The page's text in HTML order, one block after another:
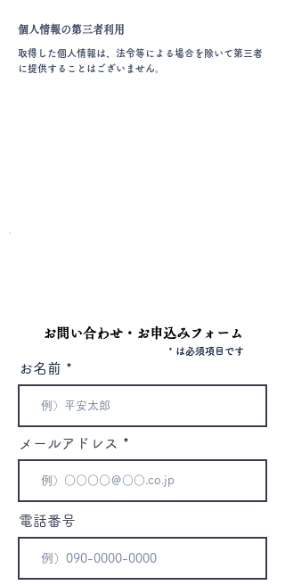
個人情報の第三者利用
取得した個人情報は、法令等による場合を除いて第三者
に提供することはございません。
お問い合わせ・お申込みフォーム
* は必須項目です
お名前
メールアドレス
電話番号